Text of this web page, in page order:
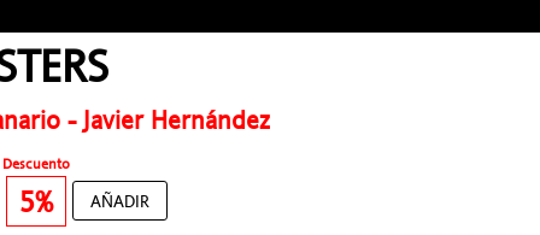
- Javier Hernández
Descuento
5% AÑADIR